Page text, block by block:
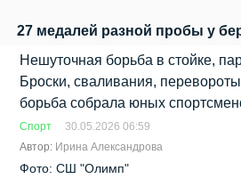
27 медалей разной пробы у
Нешуточная борьба в стойке,
Броски, сваливания,
борьба собрала юных
Спорт
30.05.2026 06:59
Автор: Ирина Александрова
Фото: СШ "Олимп"